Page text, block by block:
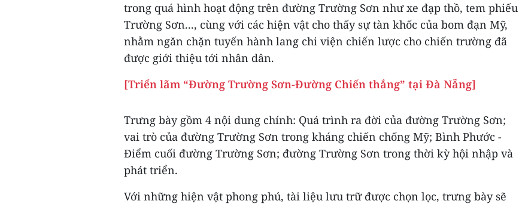
trong quá hình hoạt động trên đường Trường Sơn như xe đạp thồ, tem phiếu
Trường Sơn..., cùng với các hiện vật cho thấy sự tàn khốc của bom đạn Mỹ,
nhằm ngăn chặn tuyến hành lang chi viện chiến lược cho chiến trường đã
được giới thiệu tới nhân dân.
[Triển lãm “Đường Trường Sơn-Đường Chiến thắng” tại Đà Nẵng]
Trưng bày gồm 4 nội dung chính: Quá trình ra đời của đường Trường Sơn;
vai trò của đường Trường Sơn trong kháng chiến chống Mỹ; Bình Phước -
Điểm cuối đường Trường Sơn; đường Trường Sơn trong thời kỳ hội nhập và
phát triển.
Với những hiện vật phong phú, tài liệu lưu trữ được chọn lọc, trưng bày sẽ